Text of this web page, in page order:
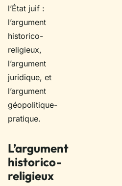
l’État juif :
l’argument
historico-
religieux,
l’argument
juridique, et
l’argument
géopolitique-
pratique.
L’argument
historico-
religieux